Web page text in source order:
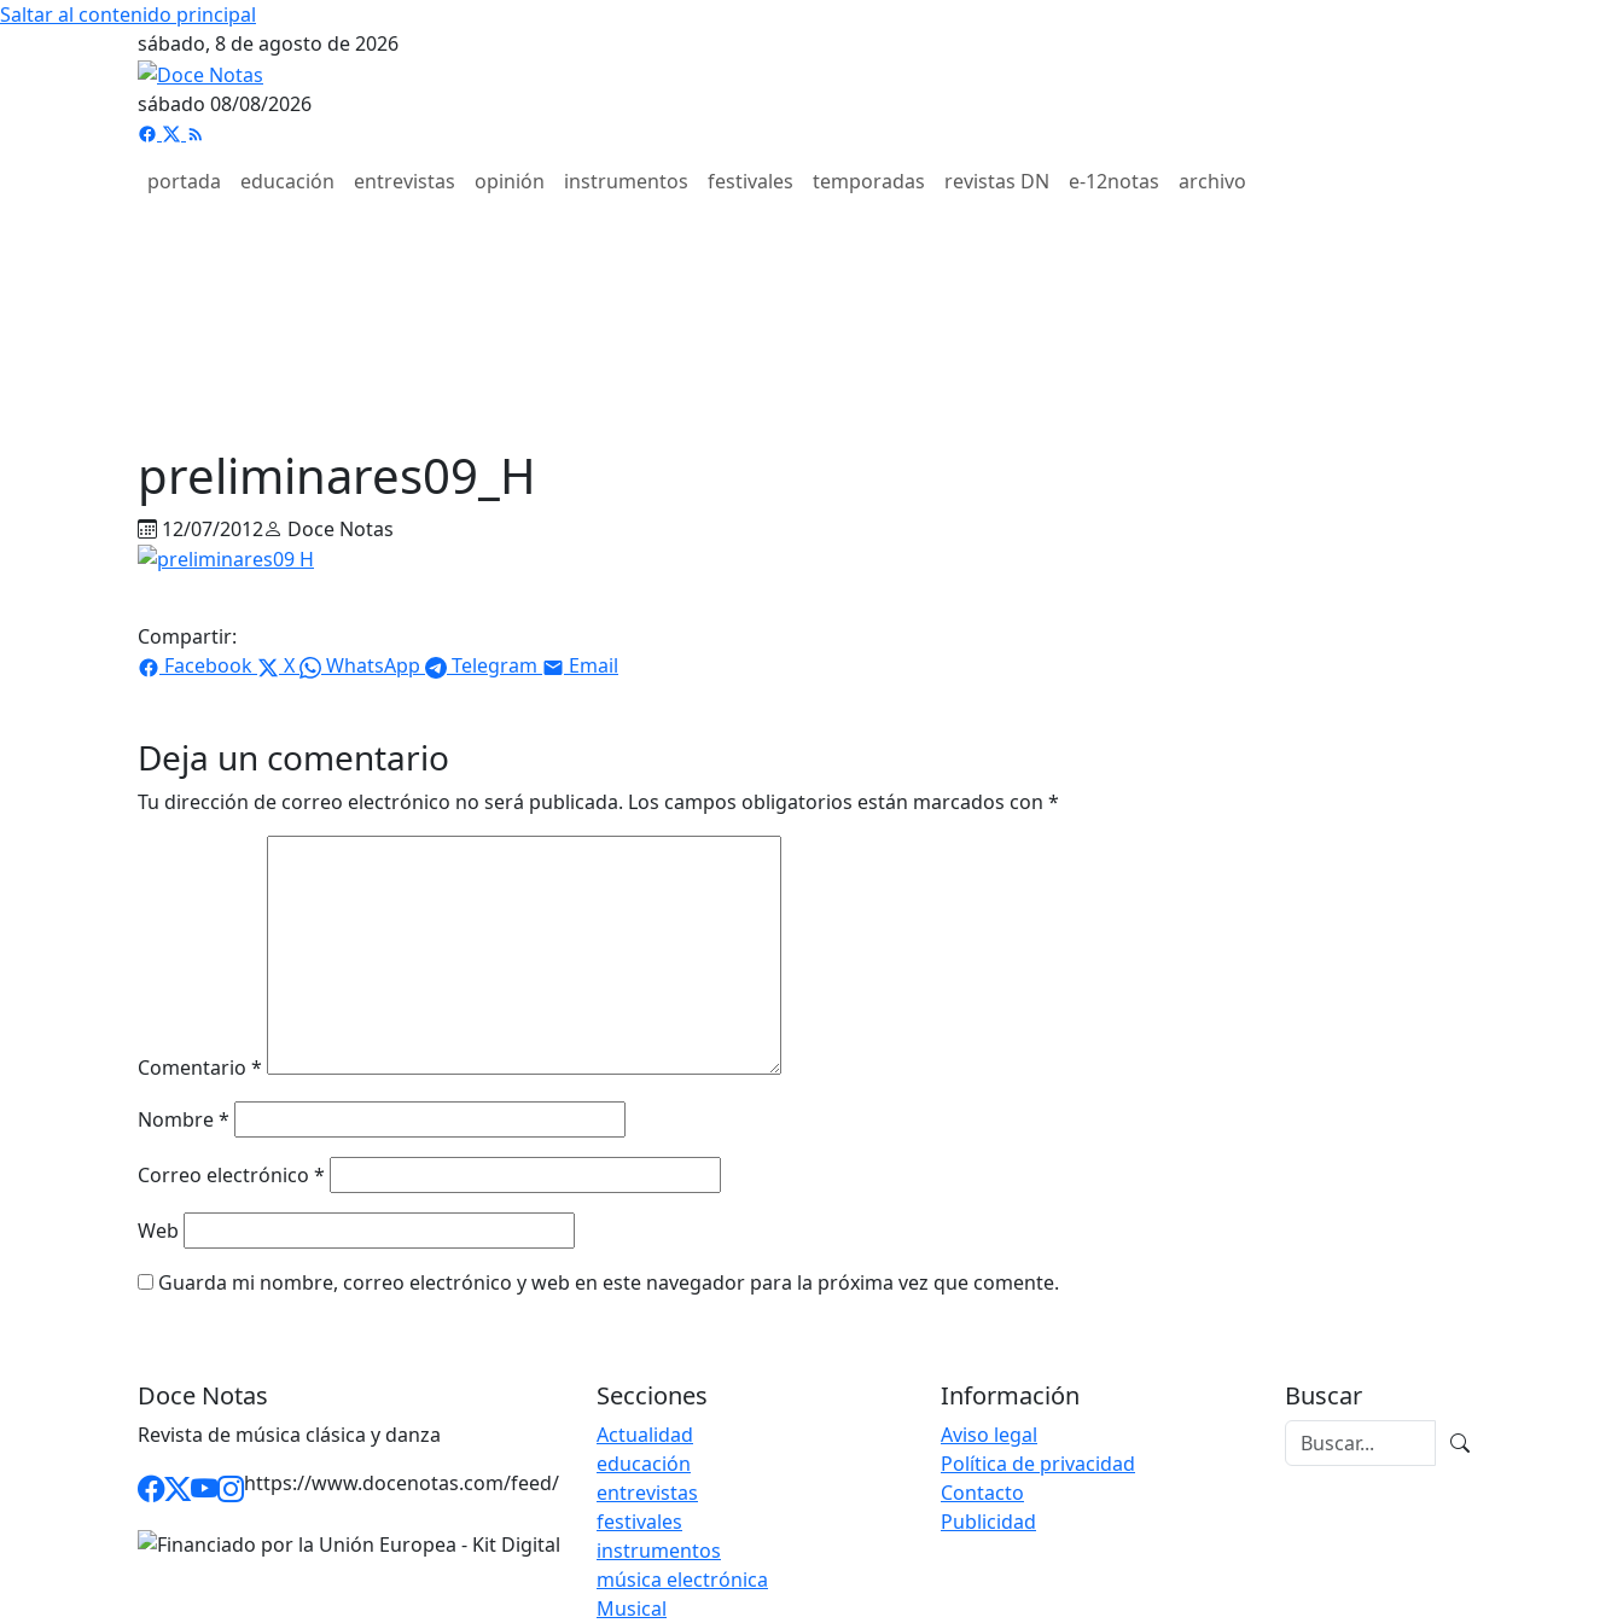
Saltar al contenido principal
sábado, 8 de agosto de 2026
sábado 08/08/2026
portada educación entrevistas opinión instrumentos festivales temporadas revistas DN e-12notas archivo
preliminares09_H
12/07/2012 Doce Notas
Compartir:
Facebook
X WhatsApp Telegram Email
Deja un comentario
Tu dirección de correo electrónico no será publicada. Los campos obligatorios están marcados con *
Comentario *
Nombre*
Correo electrónico *
Web
Guarda mi nombre, correo electrónico y web en este navegador para la próxima vez que comente.
Doce Notas
Revista de música clásica y danza
https://www.docenotas.com/feed/
Secciones
Actualidad
educación
entrevistas
festivales
instrumentos
música electrónica
Musical
Información
Aviso legal
Política de privacidad
Contacto
Publicidad
Buscar